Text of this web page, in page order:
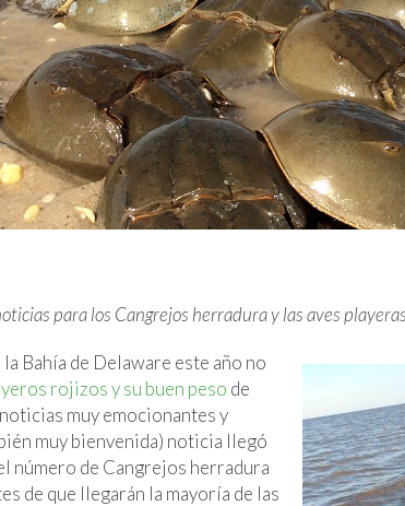
para los Cangrejos herradura y las aves
Bahía de Delaware este año no
rojizos y su buen peso de
muy emocionantes y
muy bienvenida) noticia llegó
número de Cangrejos herradura
de que llegarán la mayoría de las